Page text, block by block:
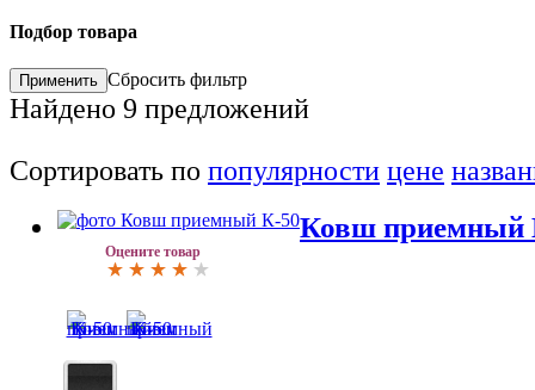
Подбор товара
Сбросить фильтр
Найдено 9 предложений
Сортировать по популярности цене
Оцените товар
Ковш приемный